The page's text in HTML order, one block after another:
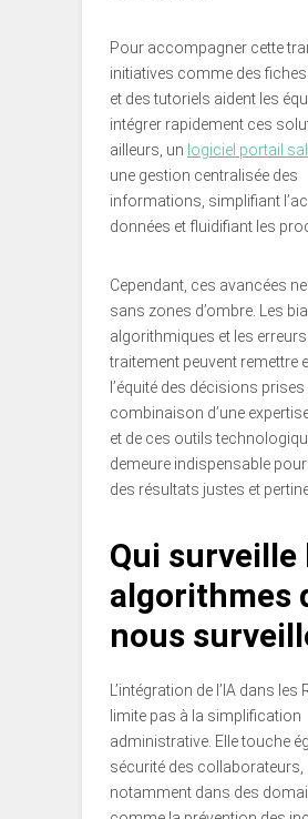
Pour accompagner cette
initiatives comme des
et des tutoriels aident les
intégrer rapidement ces
ailleurs, un logiciel portail
une gestion centralisée des
informations, simplifiant
données et fluidifiant les
Cependant, ces avancées
sans zones d’ombre. Les
algorithmiques et les
traitement peuvent remettre
l’équité des décisions prises
combinaison d’une
et de ces outils
demeure indispensable
des résultats justes et
Qui surveille
algorithmes
nous
L’intégration de l’IA dans les
limite pas à la simplification
administrative. Elle touche
sécurité des collaborateurs,
notamment dans des